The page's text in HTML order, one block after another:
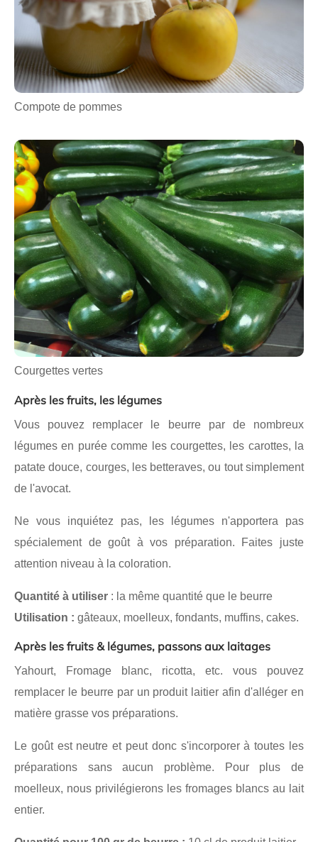
Compote de pommes
Courgettes vertes
Après les fruits, les légumes
Vous pouvez remplacer le beurre par de nombreux
légumes en purée comme les courgettes, les carottes, la
patate douce, courges, les betteraves, ou tout simplement
de l'avocat.
Ne vous inquiétez pas, les légumes n'apportera pas
spécialement de goût à vos préparation. Faites juste
attention niveau à la coloration.
Quantité à utiliser : la même quantité que le beurre
Utilisation : gâteaux, moelleux, fondants, muffins, cakes.
Après les fruits & légumes, passons aux laitages
Yahourt, Fromage blanc, ricotta, etc. vous pouvez
remplacer le beurre par un produit laitier afin d'alléger en
matière grasse vos préparations.
Le goût est neutre et peut donc s'incorporer à toutes les
préparations sans aucun problème. Pour plus de
moelleux, nous privilégierons les fromages blancs au lait
entier.